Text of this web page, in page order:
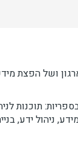
ושל הפצת
תוכנות
ניהול ידע,